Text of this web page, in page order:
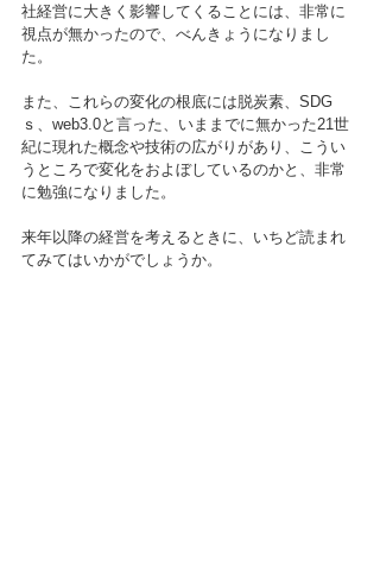
社経営に大きく影響してくることには、非常に
視点が無かったので、べんきょうになりまし
た。
また、これらの変化の根底には脱炭素、SDG
ｓ、web3.0と言った、いままでに無かった21世
紀に現れた概念や技術の広がりがあり、こうい
うところで変化をおよぼしているのかと、非常
に勉強になりました。
来年以降の経営を考えるときに、いちど読まれ
てみてはいかがでしょうか。